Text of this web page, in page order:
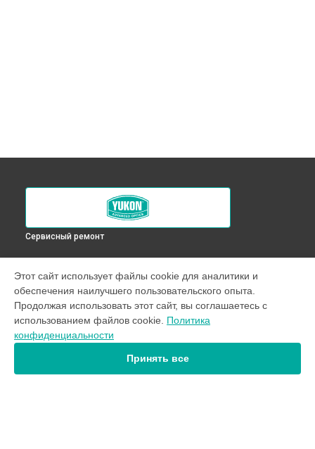
Сервисный ремонт
Оптический прицел
Прицел ночного видения
Тепловизор
Тепловизионный прицел
Этот сайт использует файлы cookie для аналитики и
обеспечения наилучшего пользовательского опыта.
Продолжая использовать этот сайт, вы соглашаетесь с
использованием файлов cookie. Политика
конфиденциальности
Принять все